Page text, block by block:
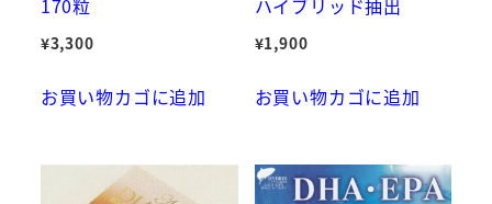
170粒
¥3,300
お買い物カゴに追加
ハイブリッド抽出
¥1,900
お買い物カゴに追加